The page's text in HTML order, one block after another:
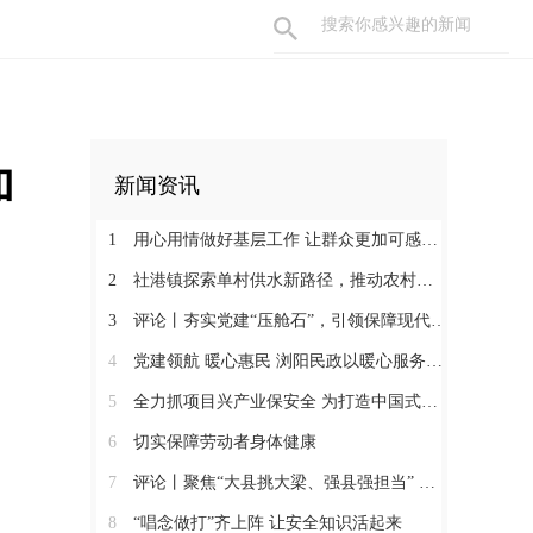
新闻资讯
1 用心用情做好基层工作 让群众更加可感可及
2 社港镇探索单村供水新路径，推动农村安全饮水提质升级
3 评论丨夯实党建“压舱石”，引领保障现代化建设新征程
4 党建领航 暖心惠民 浏阳民政以暖心服务书写惠民答卷
5 全力抓项目兴产业保安全 为打造中国式现代化县域示范作出更大贡献
6 切实保障劳动者身体健康
7 评论丨聚焦“大县挑大梁、强县强担当” 保持定力真抓实干奋发作为
8 “唱念做打”齐上阵 让安全知识活起来